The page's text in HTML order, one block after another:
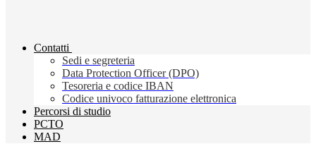
Contatti
Sedi e segreteria
Data Protection Officer (DPO)
Tesoreria e codice IBAN
Codice univoco fatturazione elettronica
Percorsi di studio
PCTO
MAD